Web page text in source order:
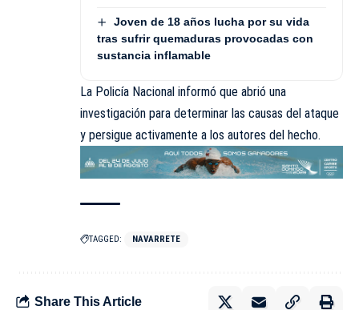
Joven de 18 años lucha por su vida
tras sufrir quemaduras provocadas con
sustancia inflamable
La Policía Nacional informó que abrió una
investigación para determinar las causas del ataque
y persigue activamente a los autores del hecho.
TAGGED: NAVARRETE
Share This Article